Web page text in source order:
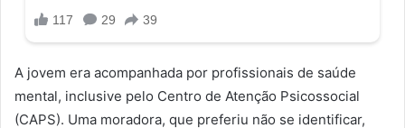
A jovem era acompanhada por profissionais de saúde
mental, inclusive pelo Centro de Atenção Psicossocial
(CAPS). Uma moradora, que preferiu não se identificar,